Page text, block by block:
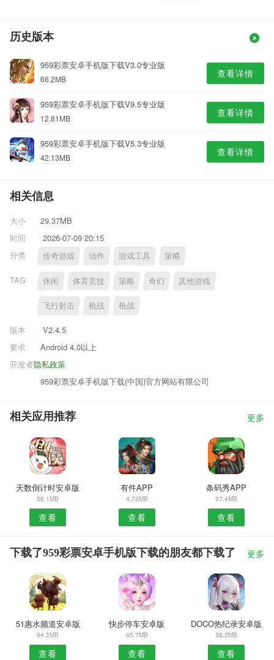
历史版本
959彩票安卓手机版下载V3.0专业版
66.2MB 查看详情
959彩票安卓手机版下载V9.5专业版
12.81MB 查看详情
959彩票安卓手机版下载V5.3专业版
42.13MB 查看详情
相关信息
大小
29.37MB
时间
2026-07-09 20:15
分类
传奇游戏 动作 游戏工具 策略
TAG 休闲 体育竞技 策略 奇幻 其他游戏
飞行射击 枪战 枪战
版本
V2.4.5
要求
Android 4.0以上
隐私政策
开发者
959彩票安卓手机版下载(中国)官方网站有限公司
相关应用推荐 更多
天数倒计时安卓版
58.1MB
查看
有件APP
4.73MB
查看
条码秀APP
97.4MB
查看
下载了959彩票安卓手机版下载的朋友都下载了 更多
51惠水频道安卓版
94.2MB
查看
快步停车安卓版
65.7MB
查看
DOCO热纪录安卓版
38.2MB
查看